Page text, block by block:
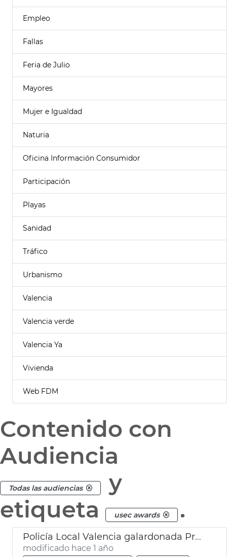
Empleo
Fallas
Feria de Julio
Mayores
Mujer e Igualdad
Naturia
Oficina Información Consumidor
Participación
Playas
Sanidad
Tráfico
Urbanismo
Valencia
Valencia verde
Valencia Ya
Vivienda
Web FDM
Contenido con
Audiencia
Todas las audiencias
y
etiqueta
usec awards .
Policía Local Valencia galardonada Premios USEC
modificado hace 1 año